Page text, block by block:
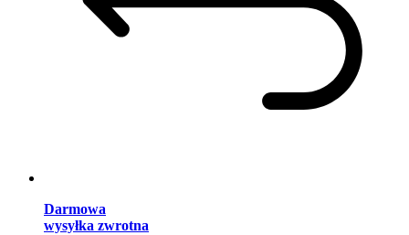
Darmowa
wysyłka zwrotna